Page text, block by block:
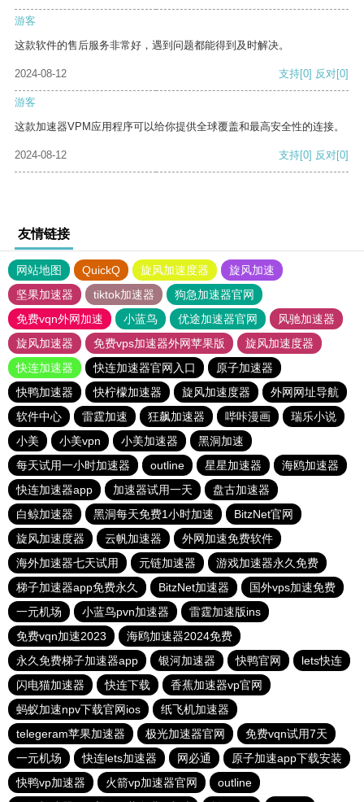
游客
这款软件的售后服务非常好，遇到问题都能得到及时解决。
2024-08-12 支持[0] 反对[0]
游客
这款加速器VPM应用程序可以给你提供全球覆盖和最高安全性的连接。
2024-08-12 支持[0] 反对[0]
友情链接
网站地图 QuickQ 旋风加速度器
旋风加速
坚果加速器
tiktok加速器
狗急加速器官网
免费vqn外网加速
小蓝鸟 优途加速器官网
风驰加速器
旋风加速器
免费vps加速器外网苹果版
旋风加速度器
快连加速器
快连加速器官网入口
原子加速器
快鸭加速器
快柠檬加速器 旋风加速度器
外网网址导航
软件中心
雷霆加速 狂飙加速器 哔咔漫画
瑞乐小说
小美
小美vpn 小美加速器
黑洞加速
每天试用一小时加速器
outline 星星加速器
海鸥加速器
快连加速器app
加速器试用一天
盘古加速器
白鲸加速器
黑洞每天免费1小时加速
BitzNet官网
旋风加速度器
云帆加速器
外网加速免费软件
海外加速器七天试用
元链加速器
游戏加速器永久免费
梯子加速器app免费永久
BitzNet加速器
国外vps加速免费
一元机场
小蓝鸟pvn加速器
雷霆加速版ins
免费vqn加速2023
海鸥加速器2024免费
永久免费梯子加速器app
银河加速器 快鸭官网
lets快连
闪电猫加速器
快连下载
香蕉加速器vp官网
蚂蚁加速npv下载官网ios
纸飞机加速器
telegeram苹果加速器
极光加速器官网
免费vqn试用7天
一元机场
快连lets加速器 网必通
原子加速app下载安装
快鸭vp加速器
火箭vp加速器官网
outline